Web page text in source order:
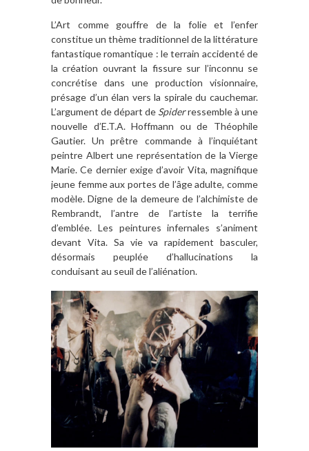
L’Art comme gouffre de la folie et l’enfer
constitue un thème traditionnel de la littérature
fantastique romantique : le terrain accidenté de
la création ouvrant la fissure sur l’inconnu se
concrétise dans une production visionnaire,
présage d’un élan vers la spirale du cauchemar.
L’argument de départ de Spiderressemble à une
nouvelle d’E.T.A. Hoffmann ou de Théophile
Gautier. Un prêtre commande à l’inquiétant
peintre Albert une représentation de la Vierge
Marie. Ce dernier exige d’avoir Vita, magnifique
jeune femme aux portes de l’âge adulte, comme
modèle. Digne de la demeure de l’alchimiste de
Rembrandt, l’antre de l’artiste la terrifie
d’emblée. Les peintures infernales s’animent
devant Vita. Sa vie va rapidement basculer,
désormais peuplée d’hallucinations la
conduisant au seuil de l’aliénation.